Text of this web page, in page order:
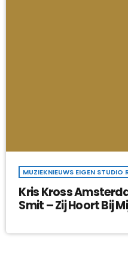
MUZIEKNIEUWS EIGEN STUDIO
Kris Kross
Smit – Zij Hoort Bij